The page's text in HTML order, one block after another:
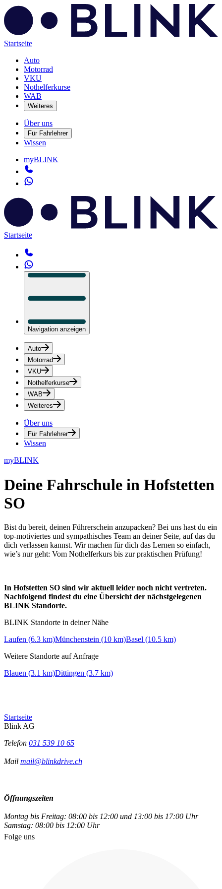
Startseite
Auto
Motorrad
VKU
Nothelferkurse
WAB
Weiteres
Über uns
Für Fahrlehrer
Wissen
myBLINK
Startseite
Navigation anzeigen
Auto
Motorrad
VKU
Nothelferkurse
WAB
Weiteres
Über uns
Für Fahrlehrer
Wissen
myBLINK
Deine Fahrschule in Hofstetten
SO
Bist du bereit, deinen Führerschein anzupacken? Bei uns hast du ein
top-motiviertes und sympathisches Team an deiner Seite, auf das du
dich verlassen kannst. Wir machen für dich das Lernen so einfach,
wie’s nur geht: Vom Nothelferkurs bis zur praktischen Prüfung!
In Hofstetten SO sind wir aktuell leider noch nicht vertreten.
Nachfolgend findest du eine Übersicht der nächstgelegenen
BLINK Standorte.
BLINK Standorte in deiner Nähe
Laufen (6.3 km)Münchenstein (10 km)Basel (10.5 km)
Weitere Standorte auf Anfrage
Blauen (3.1 km)Dittingen (3.7 km)
Startseite
Blink AG
Telefon 031 539 10 65
Mail mail@blinkdrive.ch
Öffnungszeiten
Montag bis Freitag: 08:00 bis 12:00 und 13:00 bis 17:00 Uhr
Samstag: 08:00 bis 12:00 Uhr
Folge uns